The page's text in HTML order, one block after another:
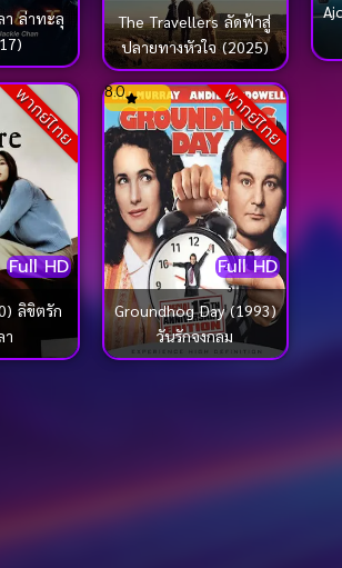
า ล่าทะลุ
The Travellers ลัดฟ้าสู่
ปลายทางหัวใจ (2025)
พากย์ไทย
Full HD
ลิขิตรัก
า
พากย์ไทย
Full HD
8.0
Groundhog Day (1993)
วันรักจงกลม